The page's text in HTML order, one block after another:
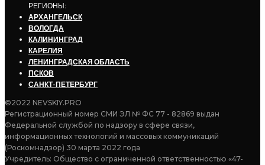
РЕГИОНЫ:
АРХАНГЕЛЬСК
ВОЛОГДА
КАЛИНИНГРАД
КАРЕЛИЯ
ЛЕНИНГРАДСКАЯ ОБЛАСТЬ
ПСКОВ
САНКТ-ПЕТЕРБУРГ
©2022 NEVSKIY.PRO
Регистрационный номер СМИ ЭЛ № ФС 77 - 82869 выдан
Федеральной службой по надзору в сфере связи,
информационных технологий и массовых коммуникаций
(Роскомнадзор) 30 марта 2022 года
Учредитель: Общество с ограниченной ответственностью «47-